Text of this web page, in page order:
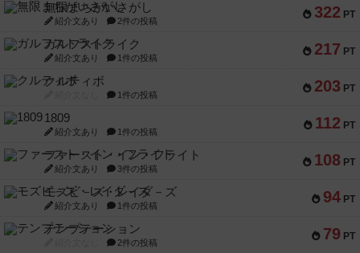
322 PT
無限まちがいさがし
紹介文あり 2件の投稿
217 PT
ガルフストライク
紹介文あり 1件の投稿
203 PT
クルティボ
1件の投稿
112 PT
1809
紹介文あり 1件の投稿
108 PT
ファースト・イン・フライト
紹介文あり 3件の投稿
94 PT
モズビ－ズ・レイダ－ズ
紹介文あり 1件の投稿
79 PT
テンプテーション
2件の投稿